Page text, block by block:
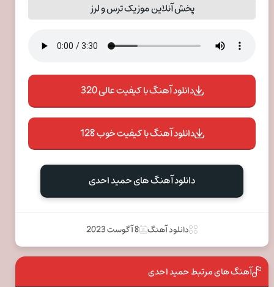
پخش آنلاین موزیک ترس و لرز
دانلود آهنگ با کیفیت عالی 320
دانلود آهنگ با کیفیت خوب 128
دانلود آهنگ های حمید احدی
دانلود آهنگ 8 آگوست 2023
آهنگ های مرتبط حمید احدی